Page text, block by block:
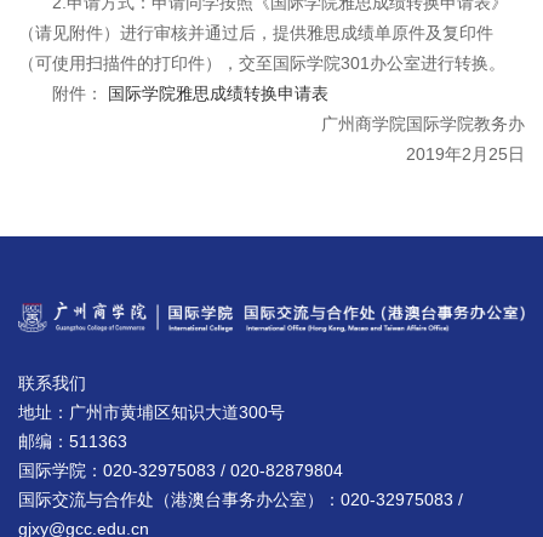
（请见附件）进行审核并通过后，提供雅思成绩单原件及复印件
（可使用扫描件的打印件），交至国际学院301办公室进行转换。
附件：
国际学院雅思成绩转换申请表
广州商学院国际学院教务办
2019年2月25日
联系我们
地址：广州市黄埔区知识大道300号
邮编：511363
国际学院：020-32975083 / 020-82879804
国际交流与合作处（港澳台事务办公室）：020-32975083 /
gjxy@gcc.edu.cn